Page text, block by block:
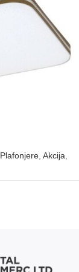
Plafonjere, Akcija,